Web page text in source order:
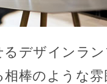
デザインラ
棒のような